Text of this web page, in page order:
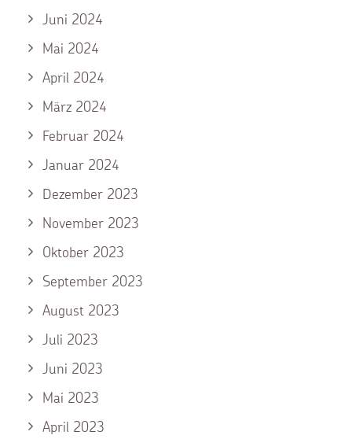
Juni 2024
Mai 2024
April 2024
März 2024
Februar 2024
Januar 2024
Dezember 2023
November 2023
Oktober 2023
September 2023
August 2023
Juli 2023
Juni 2023
Mai 2023
April 2023